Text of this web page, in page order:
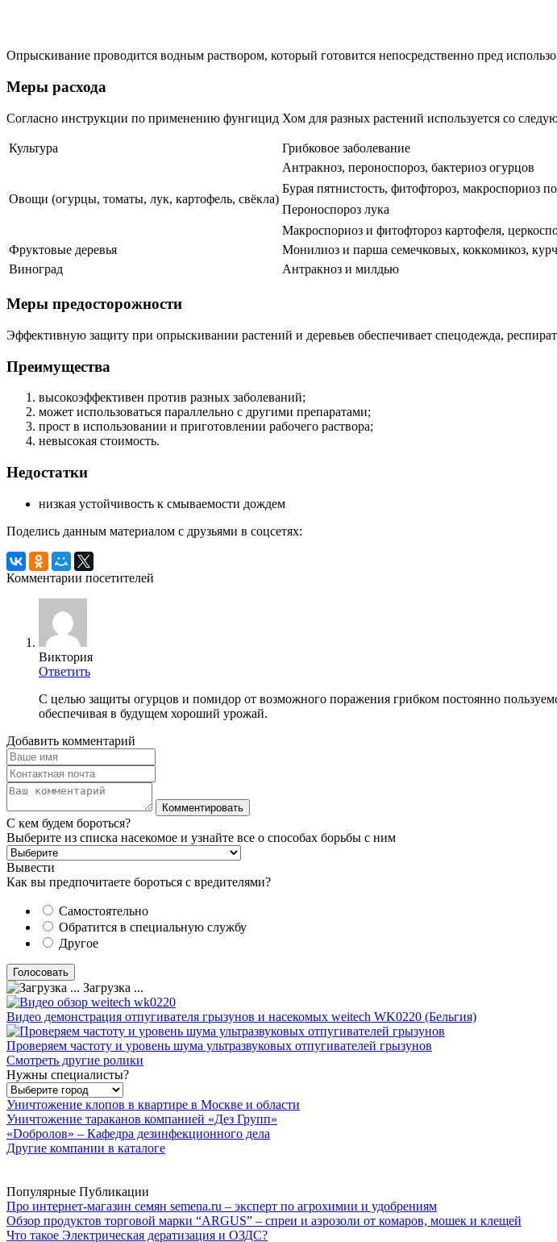
Опрыскивание проводится водным раствором, который готовится непосредственно пред
Меры расхода
Согласно инструкции по применению фунгицид Хом для разных растений используется со
Культура Грибковое заболевание
Овощи (огурцы, томаты, лук, картофель, свёкла)
Антракноз, пероноспороз, бактериоз огурцов
Бурая пятнистость, фитофтороз, макроспориоз
Пероноспороз лука
Макроспориоз и фитофтороз картофеля,
Фруктовые деревья Монилиоз и парша семечковых, коккомикоз,
Виноград
Антракноз и милдью
Меры предосторожности
Эффективную защиту при опрыскивании растений и деревьев обеспечивает спецодежда,
Преимущества
высокоэффективен против разных заболеваний;
может использоваться параллельно с другими препаратами;
прост в использовании и приготовлении рабочего раствора;
невысокая стоимость.
Недостатки
низкая устойчивость к смываемости дождем
Поделись данным материалом с друзьями в соцсетях:
Комментарии посетителей
Виктория
Ответить
С целью защиты огурцов и помидор от возможного поражения грибком постоянно
обеспечивая в будущем хороший урожай.
Добавить комментарий
С кем будем бороться?
Выберите из списка насекомое и узнайте все о способах борьбы с ним
Вывести
Как вы предпочитаете бороться с вредителями?
Самостоятельно
Обратится в специальную службу
Другое
Загрузка ...
Видео демонстрация отпугивателя грызунов и насекомых weitech WK0220 (Бельгия)
Проверяем частоту и уровень шума ультразвуковых отпугивателей грызунов
Смотреть другие ролики
Нужны специалисты?
Уничтожение клопов в квартире в Москве и области
Уничтожение тараканов компанией «Дез Групп»
«Dобролов» – Кафедра дезинфекционного дела
Другие компании в каталоге
Популярные Публикации
Про интернет-магазин семян semena.ru – эксперт по агрохимии и удобрениям
Обзор продуктов торговой марки “ARGUS” – спреи и аэрозоли от комаров, мошек и клещей
Что такое Электрическая дератизация и ОЗДС?